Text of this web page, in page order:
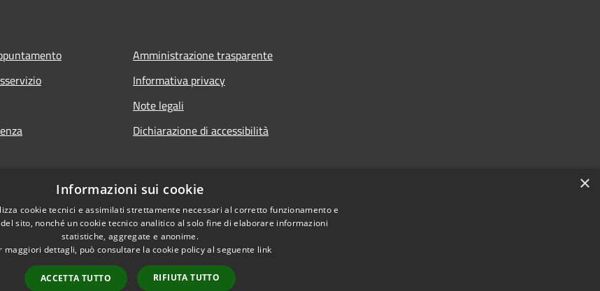
Amministrazione trasparente
Informativa privacy
Note legali
Dichiarazione di accessibilità
Copyright © 2026 • Comune di Sant'Elia Fiumerapido • Powered by
×
Informazioni sui cookie
cookie tecnici e assimilati strettamente necessari al corretto funzionamento e
sito, nonché un cookie tecnico analitico al solo fine di elaborare informazioni
statistiche, aggregate e anonime.
maggiori dettagli, può consultare la cookie policy al seguente link
ACCETTA TUTTO RIFIUTA TUTTO